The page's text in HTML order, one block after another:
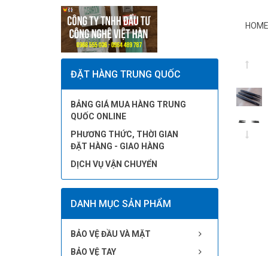
ĐẶT HÀNG TRUNG QUỐC
BẢNG GIÁ MUA HÀNG TRUNG
QUỐC ONLINE
PHƯƠNG THỨC, THỜI GIAN
ĐẶT HÀNG - GIAO HÀNG
DỊCH VỤ VẬN CHUYỂN
DANH MỤC SẢN PHẨM
BẢO VỆ ĐẦU VÀ MẶT
BẢO VỆ TAY